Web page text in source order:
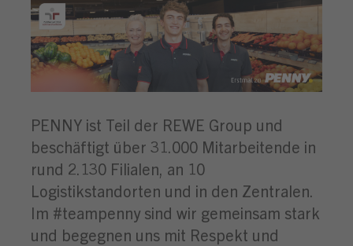
PENNY ist Teil der REWE Group und
beschäftigt über 31.000 Mitarbeitende in
rund 2.130 Filialen, an 10
Logistikstandorten und in den Zentralen.
Im #teampenny sind wir gemeinsam stark
und begegnen uns mit Respekt und